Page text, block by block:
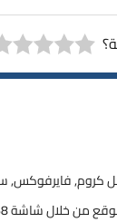
كروم, فايرفوكس,
خلال شاشة 768 × 1366